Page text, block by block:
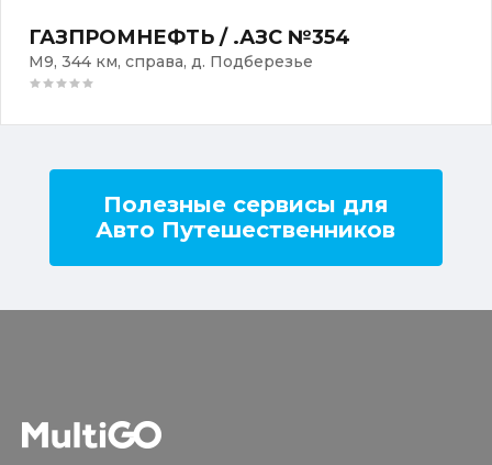
ГАЗПРОМНЕФТЬ / .АЗС №354
М9, 344 км, справа, д. Подберезье
Полезные сервисы для
Авто Путешественников